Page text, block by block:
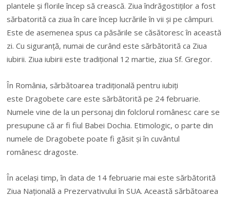
plantele şi florile încep să crească. Ziua îndrăgostiților a fost
sărbatorită ca ziua în care încep lucrările în vii şi pe câmpuri.
Este de asemenea spus ca păsările se căsătoresc în această
zi. Cu siguranță, numai de curând este sărbătorită ca Ziua
iubirii. Ziua iubirii este tradițional 12 martie, ziua Sf. Gregor.
În România, sărbătoarea tradiţională pentru iubiţi
este Dragobete care este sărbătorită pe 24 februarie.
Numele vine de la un personaj din folclorul românesc care se
presupune că ar fi fiul Babei Dochia. Etimologic, o parte din
numele de Dragobete poate fi găsit şi în cuvântul
românesc dragoste.
În acelaşi timp, în data de 14 februarie mai este sărbătorită
Ziua Naţională a Prezervativului în SUA. Această sărbătoarea